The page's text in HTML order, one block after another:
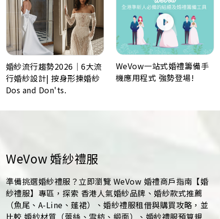
婚紗流行趨勢2026｜6大流
行婚紗設計| 按身形揀婚紗
Dos and Don'ts.
WeVow一站式婚禮籌備手
機應用程式 強勢登場!
WeVow 婚紗禮服
準備挑選婚紗禮服？立即瀏覽 WeVow 婚禮商戶指南【婚
紗禮服】專區，探索 香港人氣婚紗品牌、婚紗款式推薦
（魚尾、A-Line、蓬裙）、婚紗禮服租借與購買攻略，並
比較 婚紗材質（蕾絲、雪紡、緞面）、婚紗禮服預算規